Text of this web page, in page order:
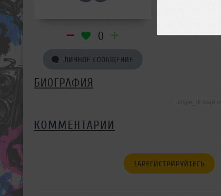
0
ЛИЧНОЕ СООБЩЕНИЕ
БИОГРАФИЯ
КОММЕНТАРИИ
ЗАРЕГИСТРИРУЙТЕСЬ